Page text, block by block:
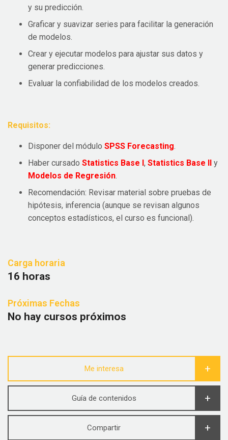
y su predicción.
Graficar y suavizar series para facilitar la generación
de modelos.
Crear y ejecutar modelos para ajustar sus datos y
generar predicciones.
Evaluar la confiabilidad de los modelos creados.
Requisitos:
Disponer del módulo SPSS Forecasting
Haber cursado Statistics Base I, Statistics Base II y
Modelos de Regresión
Recomendación: Revisar material sobre pruebas de
hipótesis, inferencia (aunque se revisan algunos
conceptos estadísticos, el curso es funcional).
Carga horaria
16 horas
Próximas Fechas
No hay cursos próximos
Me interesa
Guía de contenidos
Compartir